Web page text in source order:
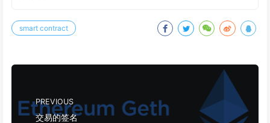
smart contract
PREVIOUS
交易的签名